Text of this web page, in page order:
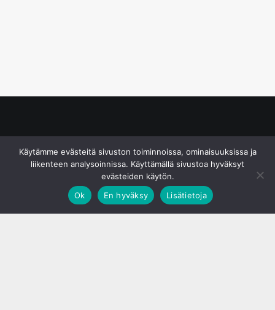
Käytämme evästeitä sivuston toiminnoissa, ominaisuuksissa ja
liikenteen analysoinnissa. Käyttämällä sivustoa hyväksyt
evästeiden käytön.
Ok
En hyväksy Lisätietoja